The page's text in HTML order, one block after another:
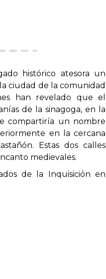
histórico atesora un
ciudad de la comunidad
han revelado que el
de la sinagoga, en la
compartiría un nombre
en la cercana
Estas dos calles
medievales.
de la Inquisición en